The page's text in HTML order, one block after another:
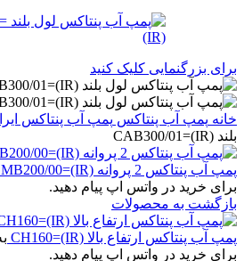
برای بزرگنمایی کلیک کنید
خانه پمپ آب پنتاکس پمپ آب پنتاکس
بلند CAB300/01=(IR)
پمپ آب پنتاکس 2 پروانه MB200/00=(IR)
برای خرید در واتس اپ پیام دهید.
بازگشت به محصولات
پمپ آب پنتاکس ارتفاع بالا CH160=(IR)
برای خرید در واتس اپ پیام دهید.